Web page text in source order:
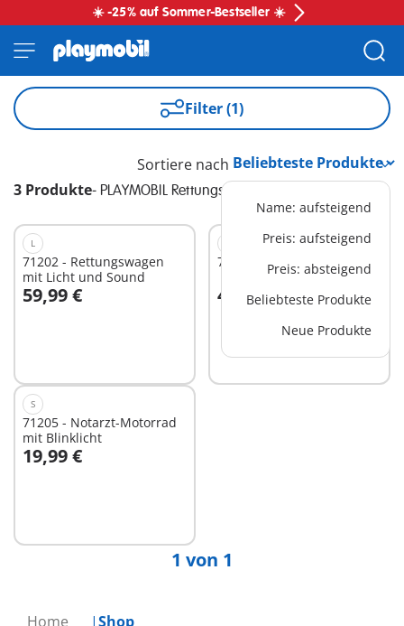
☀️ -25% auf Sommer-Bestseller ☀️
Home Shop
Filter (1)
3 Produkte- PLAYMOBIL Rettungsteam
Sortiere nach
Name: aufsteigend
Preis: aufsteigend
Preis: absteigend
Beliebteste Produkte
Neue Produkte
L
71202 - Rettungswagen
mit Licht und Sound
59,99 €
In den Warenkorb
71203 - Rettungshelikopter
49,99 €
In den Warenkorb
S
71205 - Notarzt-Motorrad
mit Blinklicht
19,99 €
In den Warenkorb
1 von 1